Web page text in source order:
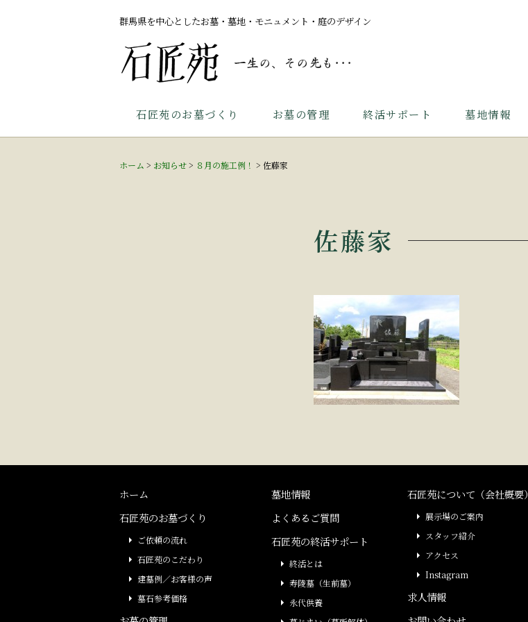
群馬県を中心としたお墓・墓地・モニュメント・庭のデザイン
石匠苑のお墓づくり お墓の管理 終活サポート 墓地情報
ホーム > お知らせ> ８月の施工例！ > 佐藤家
佐藤家
ホーム
石匠苑のお墓づくり
ご依頼の流れ
石匠苑のこだわり
建墓例／お客様の声
墓石参考価格
墓地情報
よくあるご質問
石匠苑の終活サポート
終活とは
寿陵墓（生前墓）
永代供養
石匠苑について（会社概要）
展示場のご案内
スタッフ紹介
アクセス
Instagram
求人情報